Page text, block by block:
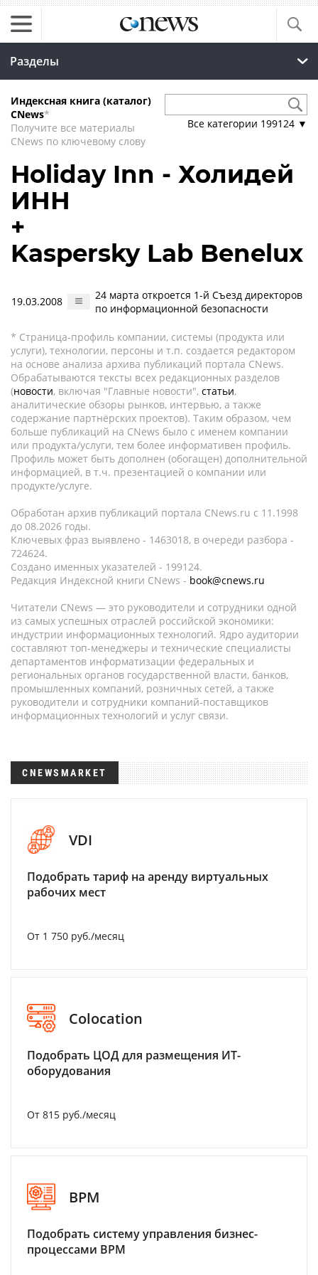
Разделы
Индексная книга (каталог)
CNews*
Получите все материалы
CNews по ключевому слову
Все категории 199124 ▼
Holiday Inn - Холидей
ИНН
+
Kaspersky Lab Benelux
19.03.2008
24 марта откроется 1-й Съезд директоров
по информационной безопасности
* Страница-профиль компании, системы (продукта или
услуги), технологии, персоны и т.п. создается редактором
на основе анализа архива публикаций портала CNews.
Обрабатываются тексты всех редакционных разделов
(новости, включая "Главные новости", статьи,
аналитические обзоры рынков, интервью, а также
содержание партнёрских проектов). Таким образом, чем
больше публикаций на CNews было с именем компании
или продукта/услуги, тем более информативен профиль.
Профиль может быть дополнен (обогащен) дополнительной
информацией, в т.ч. презентацией о компании или
продукте/услуге.
Обработан архив публикаций портала CNews.ru c 11.1998
до 08.2026 годы.
Ключевых фраз выявлено - 1463018, в очереди разбора -
724624.
Создано именных указателей - 199124.
Редакция Индексной книги CNews - book@cnews.ru
Читатели CNews — это руководители и сотрудники одной
из самых успешных отраслей российской экономики:
индустрии информационных технологий. Ядро аудитории
составляют топ-менеджеры и технические специалисты
департаментов информатизации федеральных и
региональных органов государственной власти, банков,
промышленных компаний, розничных сетей, а также
руководители и сотрудники компаний-поставщиков
информационных технологий и услуг связи.
CNEWSMARKET
VDI
Подобрать тариф на аренду виртуальных
рабочих мест
От 1 750 руб./месяц
Colocation
Подобрать ЦОД для размещения ИТ-
оборудования
От 815 руб./месяц
BPM
Подобрать систему управления бизнес-
процессами BPM